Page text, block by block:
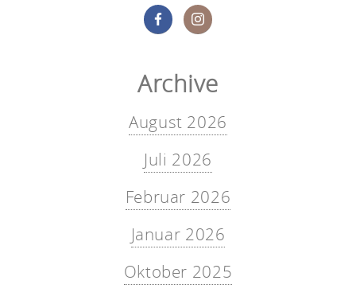
Archive
August 2026
Juli 2026
Februar 2026
Januar 2026
Oktober 2025